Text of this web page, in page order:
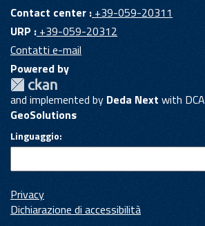
Contact center : +39-059-20311
URP : +39-059-20312
Contatti e-mail
Powered by
and implemented by Deda Next with
GeoSolutions
Linguaggio
Privacy
Dichiarazione di accessibilità